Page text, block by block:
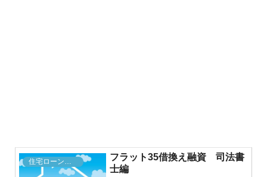
フラット35借換え融資 司法書
士編